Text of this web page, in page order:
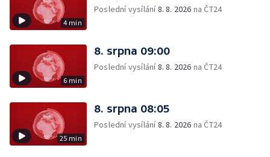
4 min
Poslední vysílání8. 8. 2026 na ČT24
6 min
8. srpna 09:00
Poslední vysílání8. 8. 2026 na ČT24
25 min
8. srpna 08:05
Poslední vysílání8. 8. 2026 na ČT24